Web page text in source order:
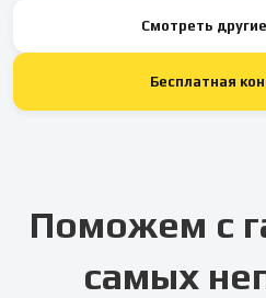
Смотреть
Бесплатная
Поможем с
самых